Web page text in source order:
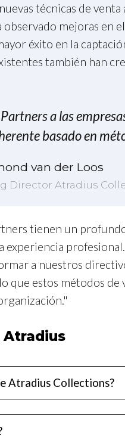
técnicas de venta
mejoras en
éxito en la
también han
a las
basado en
van der Loos
Director Atradius
tienen un
experiencia
a nuestros
que estos métodos de
Atradius Collections?